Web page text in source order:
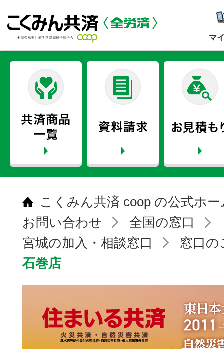
マ
こくみん共済 coop の公式ホ
お問い合わせ
全国の窓口
宮城の加入・相談窓口
窓口の
石巻店